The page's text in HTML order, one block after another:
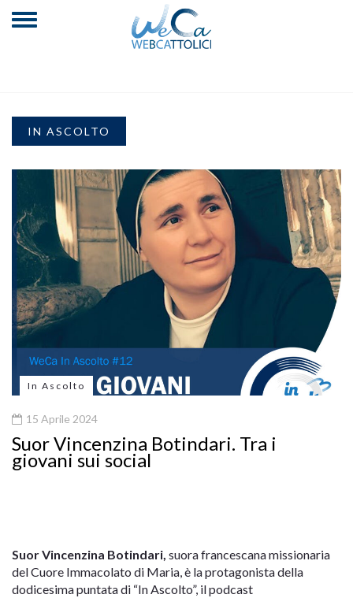
IN ASCOLTO
In Ascolto
15 Aprile 2024
Suor Vincenzina Botindari. Tra i
giovani sui social
Suor Vincenzina Botindari, suora francescana missionaria
del Cuore Immacolato di Maria, è la protagonista della
dodicesima puntata di “In Ascolto”, il podcast